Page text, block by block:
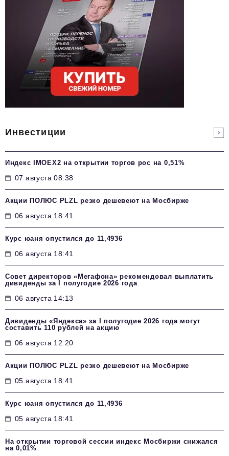
Инвестиции
Индекс IMOEX2 на открытии торгов рос на 0,51%
07 августа 08:38
Акции ПОЛЮС PLZL резко дешевеют на Мосбирже
06 августа 18:41
Курс юаня опустился до 11,4936
06 августа 18:41
Совет директоров «Мегафона» рекомендовал выплатить
дивиденды за I полугодие 2026 года
06 августа 14:13
Дивиденды «Яндекса» за I полугодие 2026 года могут
составить 110 рублей на акцию
06 августа 12:20
Акции ПОЛЮС PLZL резко дешевеют на Мосбирже
05 августа 18:41
Курс юаня опустился до 11,4936
05 августа 18:41
На открытии торговой сессии индекс Мосбиржи снижался
на 0,01%